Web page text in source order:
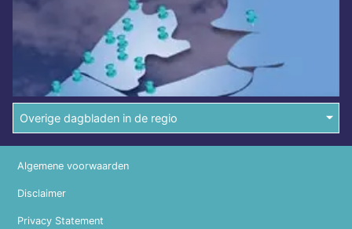
Overige dagbladen in de regio
Algemene voorwaarden
Disclaimer
Privacy Statement